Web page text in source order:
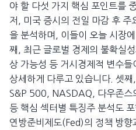
야 할 다섯 가지 핵심 포인트를
저, 미국 증시의 전일 마감 후 주
을 분석하며, 이들이 오늘 시장
째, 최근 글로벌 경제의 불확실
상 가능성 등 거시경제적 변수들
상세하게 다루고 있습니다. 셋째
S&P 500, NASDAQ, 다우존스
등 핵심 섹터별 특징주 분석도
연방준비제도(Fed)의 정책 방향